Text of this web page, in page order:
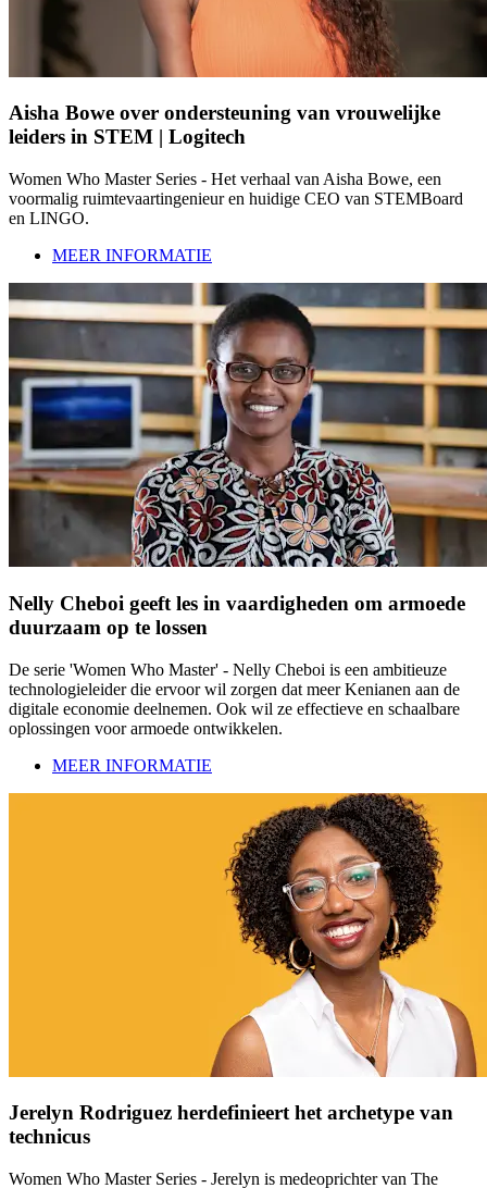
Aisha Bowe over ondersteuning van vrouwelijke
leiders in STEM | Logitech
Women Who Master Series - Het verhaal van Aisha Bowe, een
voormalig ruimtevaartingenieur en huidige CEO van STEMBoard
en LINGO.
MEER INFORMATIE
Nelly Cheboi geeft les in vaardigheden om armoede
duurzaam op te lossen
De serie 'Women Who Master' - Nelly Cheboi is een ambitieuze
technologieleider die ervoor wil zorgen dat meer Kenianen aan de
digitale economie deelnemen. Ook wil ze effectieve en schaalbare
oplossingen voor armoede ontwikkelen.
MEER INFORMATIE
Jerelyn Rodriguez herdefinieert het archetype van
technicus
Women Who Master Series - Jerelyn is medeoprichter van The